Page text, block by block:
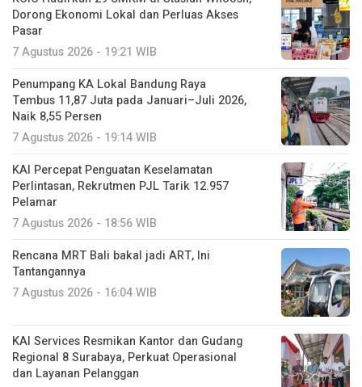
Penumpang KA Lokal Bandung Raya
Tembus 11,87 Juta pada Januari–Juli 2026,
Naik 8,55 Persen
7 Agustus 2026 - 19:14 WIB
KAI Percepat Penguatan Keselamatan
Perlintasan, Rekrutmen PJL Tarik 12.957
Pelamar
7 Agustus 2026 - 18:56 WIB
Rencana MRT Bali bakal jadi ART, Ini
Tantangannya
7 Agustus 2026 - 16:04 WIB
KAI Services Resmikan Kantor dan Gudang
Regional 8 Surabaya, Perkuat Operasional
7 Agustus 2026 - 14:05 WIB
Penumpang Whoosh Bisa Hemat hingga
Rp1,5 Juta dengan Kartu Langganan